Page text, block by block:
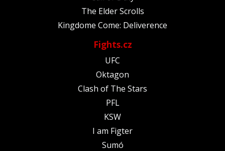
The Elder Scrolls
Kingdome Come: Deliverence
Fights.cz
UFC
Oktagon
Clash of The Stars
PFL
KSW
I am Figter
Sumó